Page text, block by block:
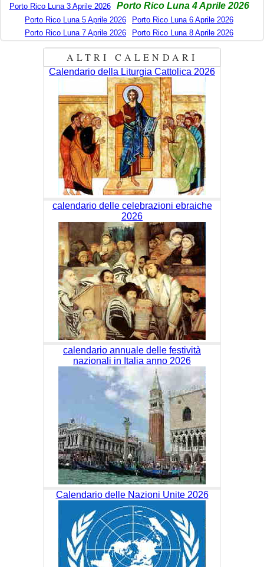
Porto Rico Luna 3 Aprile 2026
Porto Rico Luna 4 Aprile 2026
Porto Rico Luna 5 Aprile 2026
Porto Rico Luna 6 Aprile 2026
Porto Rico Luna 7 Aprile 2026
Porto Rico Luna 8 Aprile 2026
ALTRI CALENDARI
Calendario della Liturgia Cattolica 2026
calendario delle celebrazioni ebraiche
2026
calendario annuale delle festività
nazionali in Italia anno 2026
Calendario delle Nazioni Unite 2026